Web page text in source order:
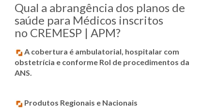
Qual a abrangência dos planos de
saúde para Médicos inscritos
no CREMESP | APM?
A cobertura é ambulatorial, hospitalar com
obstetrícia e conforme Rol de procedimentos da
ANS.
Produtos Regionais e Nacionais